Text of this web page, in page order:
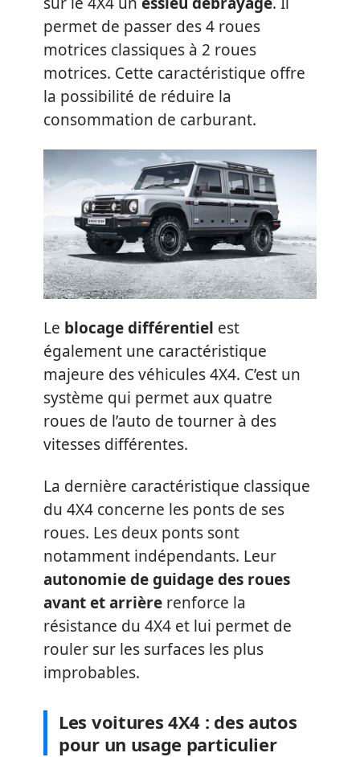
permet de passer des 4 roues
motrices classiques à 2 roues
motrices. Cette caractéristique offre
la possibilité de réduire la
consommation de carburant.
Le blocage différentiel est
également une caractéristique
majeure des véhicules 4X4. C’est un
système qui permet aux quatre
roues de l’auto de tourner à des
vitesses différentes.
La dernière caractéristique classique
du 4X4 concerne les ponts de ses
roues. Les deux ponts sont
notamment indépendants. Leur
autonomie de guidage des roues
avant et arrière renforce la
résistance du 4X4 et lui permet de
rouler sur les surfaces les plus
improbables.
Les voitures 4X4 : des autos
pour un usage particulier